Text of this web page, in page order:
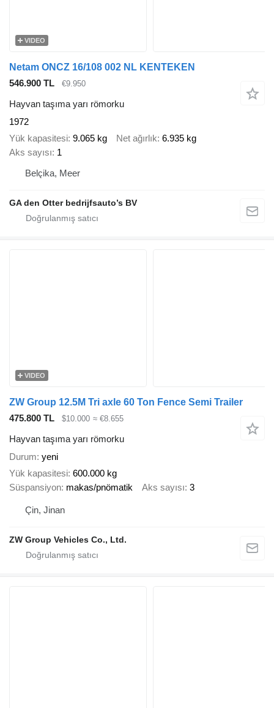
VIDEO
Netam ONCZ 16/108 002 NL KENTEKEN
546.900 TL
€9.950
Hayvan taşıma yarı römorku
1972
Yük kapasitesi 9.065 kg Net ağırlık 6.935 kg
Aks sayısı 1
Belçika, Meer
GA den Otter bedrijfsauto’s BV
VIDEO
ZW Group 12.5M Tri axle 60 Ton Fence Semi Trailer
475.800 TL
$10.000 ≈ €8.655
Hayvan taşıma yarı römorku
Durum yeni
Yük kapasitesi 600.000 kg
Süspansiyon makas/pnömatik Aks sayısı 3
Çin, Jinan
ZW Group Vehicles Co., Ltd.